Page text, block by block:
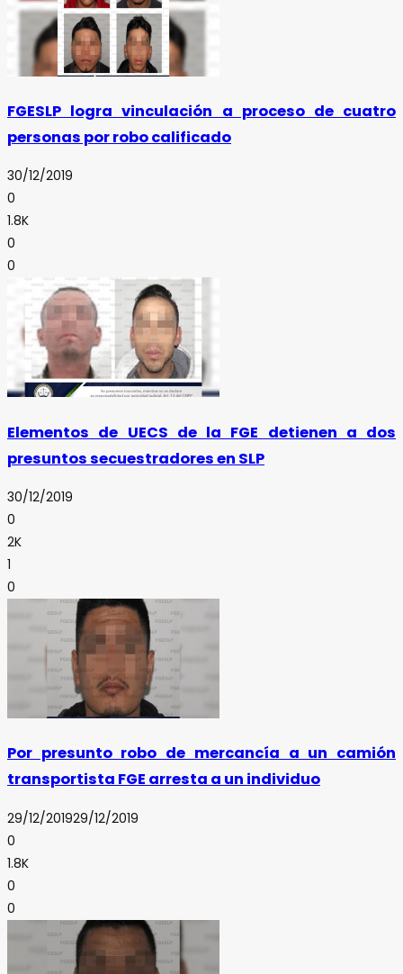
FGESLP logra vinculación a proceso de cuatro
personas por robo calificado
30/12/2019
0
1.8K
0
0
Elementos de UECS de la FGE detienen a dos
presuntos secuestradores en SLP
30/12/2019
0
2K
1
0
Por presunto robo de mercancía a un camión
transportista FGE arresta a un individuo
29/12/201929/12/2019
0
1.8K
0
0